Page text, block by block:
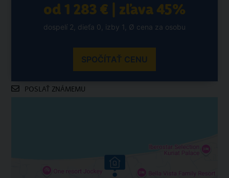
od 1 283 € | zľava 45%
dospelí 2, dieťa 0, izby 1, Ø cena za osobu
SPOČÍTAŤ CENU
POSLAŤ ZNÁMEMU